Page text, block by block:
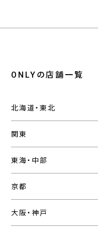
ONLYの店舗一覧
北海道・東北
関東
東海・中部
京都
大阪・神戸